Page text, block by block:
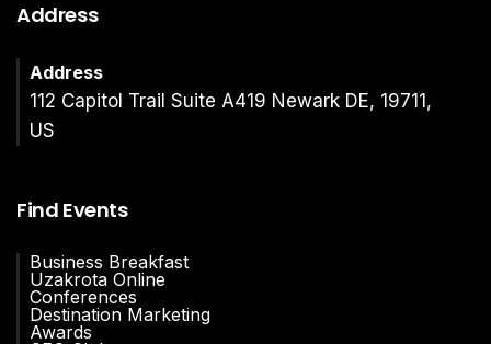
Address
Address
112 Capitol Trail Suite A419 Newark DE, 19711,
US
Find Events
Business Breakfast
Uzakrota Online
Conferences
Destination Marketing
Awards